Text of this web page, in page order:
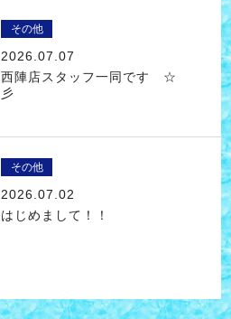
その他
2026.07.07
西陣店スタッフ一同です ☆
彡
その他
2026.07.02
はじめまして！！